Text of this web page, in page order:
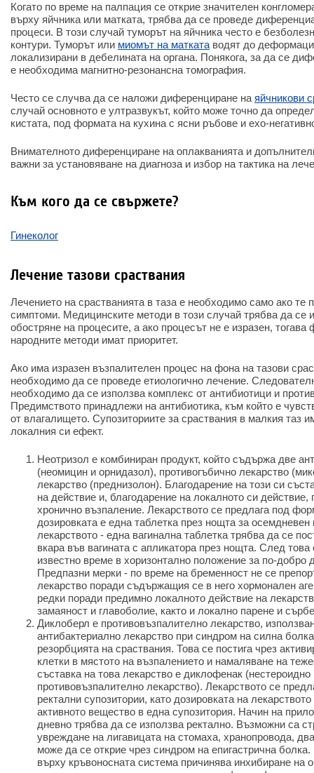
Когато по време на палпация се открие значителен
върху яйчника или матката, трябва да се проведе
процеси. В този случай туморът на яйчника често е
контури. Туморът или миомът на матката водят до
локализирани в дебелината на органа. Понякога, за да се
е необходима магнитно-резонансна томография.
Често се случва да се наложи диференциране на яйчникови
случай основното е ултразвукът, който може точно да
кистата, под формата на кухина с ясни ръбове и ехо-
Внимателното диференциране на оплакванията и
важни за установяване на диагноза и избор на тактика на
Към кого да се свържете?
Гинеколог
Лечение тазови сраствания
Лечението на срастванията в таза е необходимо само ако те
симптоми. Медицинските методи в този случай трябва да се
обостряне на процесите, а ако процесът не е изразен, тогава
народните методи имат приоритет.
Ако има изразен възпалителен процес на фона на тазови
необходимо да се проведе етиологично лечение.
необходимо да се използва комплекс от антибиотици и
Предимството принадлежи на антибиотика, към който е
от влагалището. Супозиториите за сраствания в малкия таз
локалния си ефект.
Неотризол е комбиниран продукт, който съдържа две
(неомицин и орнидазол), противогъбично лекарство
лекарство (преднизолон). Благодарение на този си
на действие и, благодарение на локалното си действие,
хронично възпаление. Лекарството се предлага под
дозировката е една таблетка през нощта за
лекарството - една вагинална таблетка трябва да се
вкара във вагината с апликатора през нощта. След
известно време в хоризонтално положение за по-добро
Предпазни мерки - по време на бременност не се
лекарство поради съдържащия се в него хормонален
редки поради предимно локалното действие на
замаяност и главоболие, както и локално парене и
Диклоберл е противовъзпалително лекарство,
антибактериално лекарство при синдром на силна
резорбцията на сраствания. Това се постига чрез
клетки в мястото на възпалението и намаляване на
съставка на това лекарство е диклофенак (нестероидно
противовъзпалително лекарство). Лекарството се
ректални супозитории, като дозировката на
активното вещество в една супозитория. Начин на
дневно трябва да се използва ректално. Възможни са
увреждане на лигавицата на стомаха, хранопровода,
може да се открие чрез синдром на епигастрична
върху кръвоносната система причинява инхибиране на